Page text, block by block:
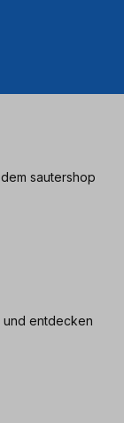
sautershop
und entdecken